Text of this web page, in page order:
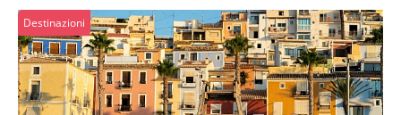
Destinazioni